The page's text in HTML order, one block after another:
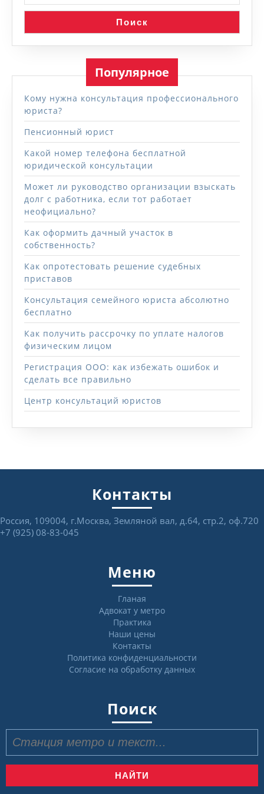
Поиск
Популярное
Кому нужна консультация профессионального
юриста?
Пенсионный юрист
Какой номер телефона бесплатной
юридической консультации
Может ли руководство организации взыскать
долг с работника, если тот работает
неофициально?
Как оформить дачный участок в
собственность?
Как опротестовать решение судебных
приставов
Консультация семейного юриста абсолютно
бесплатно
Как получить рассрочку по уплате налогов
физическим лицом
Регистрация ООО: как избежать ошибок и
сделать все правильно
Центр консультаций юристов
Контакты
Россия, 109004, г.Москва, Земляной вал, д.64, стр.2, оф.720
+7 (925) 08-83-045
Меню
Гланая
Адвокат у метро
Практика
Наши цены
Контакты
Политика конфиденциальности
Согласие на обработку данных
Поиск